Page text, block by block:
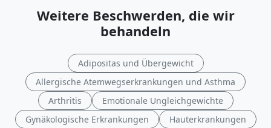
Weitere Beschwerden, die wir
behandeln
Adipositas und Übergewicht
Allergische Atemwegserkrankungen und Asthma
Arthritis
Emotionale Ungleichgewichte
Gynäkologische Erkrankungen
Hauterkrankungen